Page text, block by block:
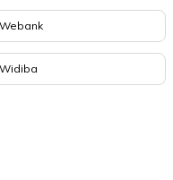
Webank
Widiba